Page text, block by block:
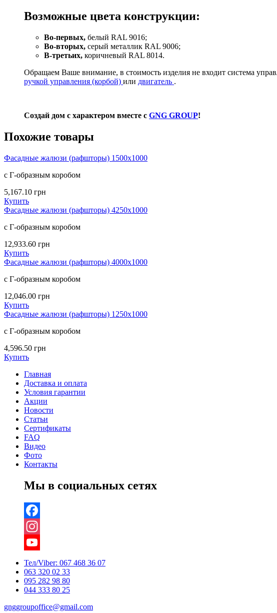
Возможные цвета конструкции:
Во-первых, белый RAL 9016;
Во-вторых, серый металлик RAL 9006;
В-третьих, коричневый RAL 8014.
Обращаем Ваше внимание, в стоимость изделия не входит система
ручкой управления (корбой) или двигатель .
Создай дом с характером вместе с GNG GROUP!
Похожие товары
Фасадные жалюзи (рафшторы) 1500х1000
с Г-образным коробом
5,167.10 грн
Купить
Фасадные жалюзи (рафшторы) 4250х1000
с Г-образным коробом
12,933.60 грн
Купить
Фасадные жалюзи (рафшторы) 4000х1000
с Г-образным коробом
12,046.00 грн
Купить
Фасадные жалюзи (рафшторы) 1250х1000
с Г-образным коробом
4,596.50 грн
Купить
Главная
Доставка и оплата
Условия гарантии
Акции
Новости
Статьи
Сертификаты
FAQ
Видео
Фото
Контакты
Мы в социальных сетях
Facebook
Instagram
YouTube
Channel
Тел/Viber: 067 468 36 07
063 320 02 33
095 282 98 80
044 333 80 25
gnggroupoffice@gmail.com